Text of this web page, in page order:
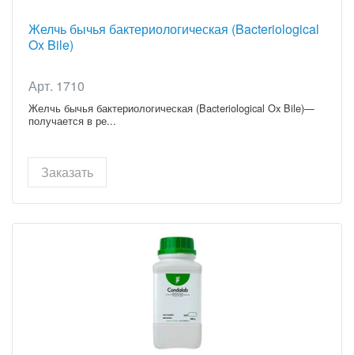
Желчь бычья бактериологическая (Bacteriological
Ox Bile)
Арт. 1710
Желчь бычья бактериологическая (Bacteriological Ox Bile)—
получается в ре...
Заказать